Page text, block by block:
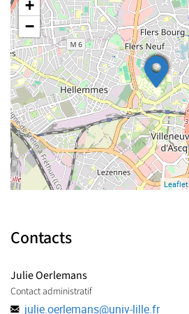
+
−
Leaflet
Contacts
Julie Oerlemans
Contact administratif
julie.oerlemans@univ-lille.fr